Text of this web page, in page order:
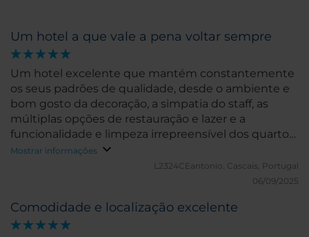
Um hotel a que vale a pena voltar sempre
Um hotel excelente que mantém constantemente
os seus padrões de qualidade, desde o ambiente e
bom gosto da decoração, a simpatia do staff, as
múltiplas opções de restauração e lazer e a
funcionalidade e limpeza irrepreensível dos quartos.
É sempre um prazer renovado, voltar a este hotel.
Mostrar informações
L2324CEantonio. Cascais, Portugal
06/09/2025
Comodidade e localização excelente